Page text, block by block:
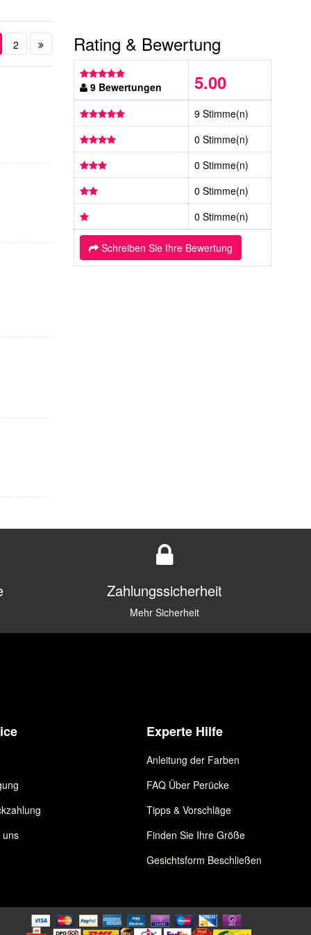
2 Rating & Bewertung
9 Bewertungen 5.00
9 Stimme(n)
0 Stimme(n)
0 Stimme(n)
0 Stimme(n)
0 Stimme(n)
Schreiben Sie Ihre Bewertung
Zahlungssicherheit
Mehr Sicherheit
uns
Experte Hilfe
Anleitung der Farben
FAQ Über Perücke
Tipps & Vorschläge
Finden Sie Ihre Größe
Gesichtsform Beschließen